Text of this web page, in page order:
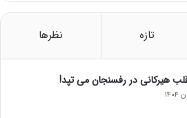
تازه نظرها
قلب هیرکانی در رفسنجان می تپد!